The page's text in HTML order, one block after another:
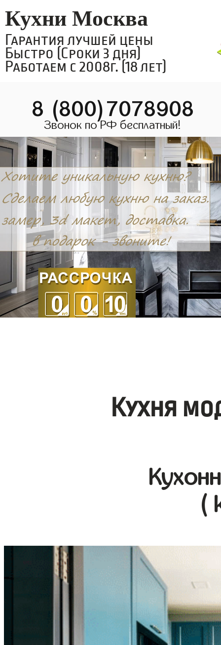
Кухни Москва
Гарантия лучшей цены
Быстро (Сроки 3 дня)
Работаем с 2008г. (18 лет)
8 (800)7078908
Звонок по РФ бесплатный!
Кухня
(